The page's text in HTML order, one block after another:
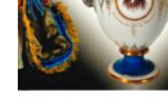
quantity